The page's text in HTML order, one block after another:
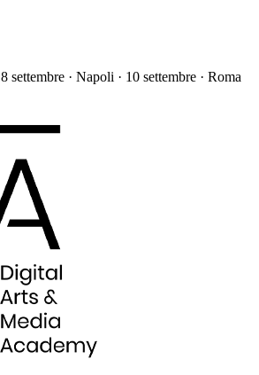
8 settembre · Napoli · 10 settembre · Roma